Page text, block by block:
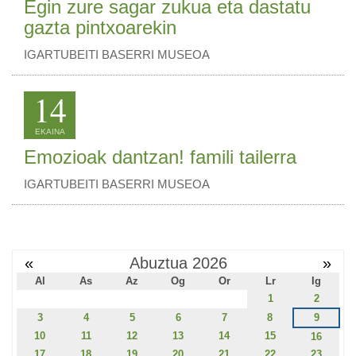
Egin zure sagar zukua eta dastatu
gazta pintxoarekin
IGARTUBEITI BASERRI MUSEOA
14
EKAINA
Emozioak dantzan! famili tailerra
IGARTUBEITI BASERRI MUSEOA
« Abuztua 2026 »
Al As Az Og Or Lr
Ig
1
2
3
4 5 6 7 8
9
10
11 12 13 14 15
16